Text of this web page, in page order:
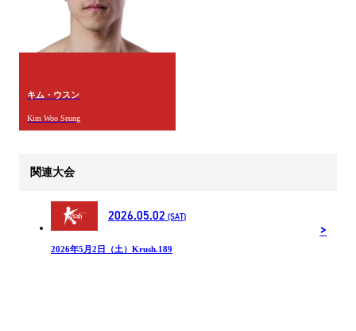
キム・ウスン
Kim Woo Seung
関連大会
2026.05.02 (SAT)
2026年5月2日（土）Krush.189